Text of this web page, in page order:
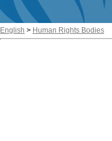
English > Human Rights Bodies